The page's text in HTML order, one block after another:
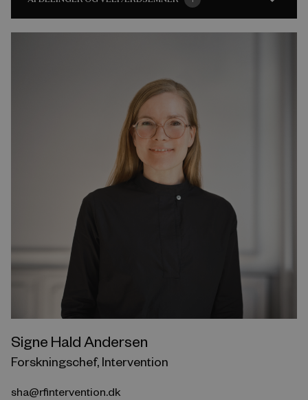
Signe Hald Andersen
Forskningschef, Intervention
sha@rfintervention.dk